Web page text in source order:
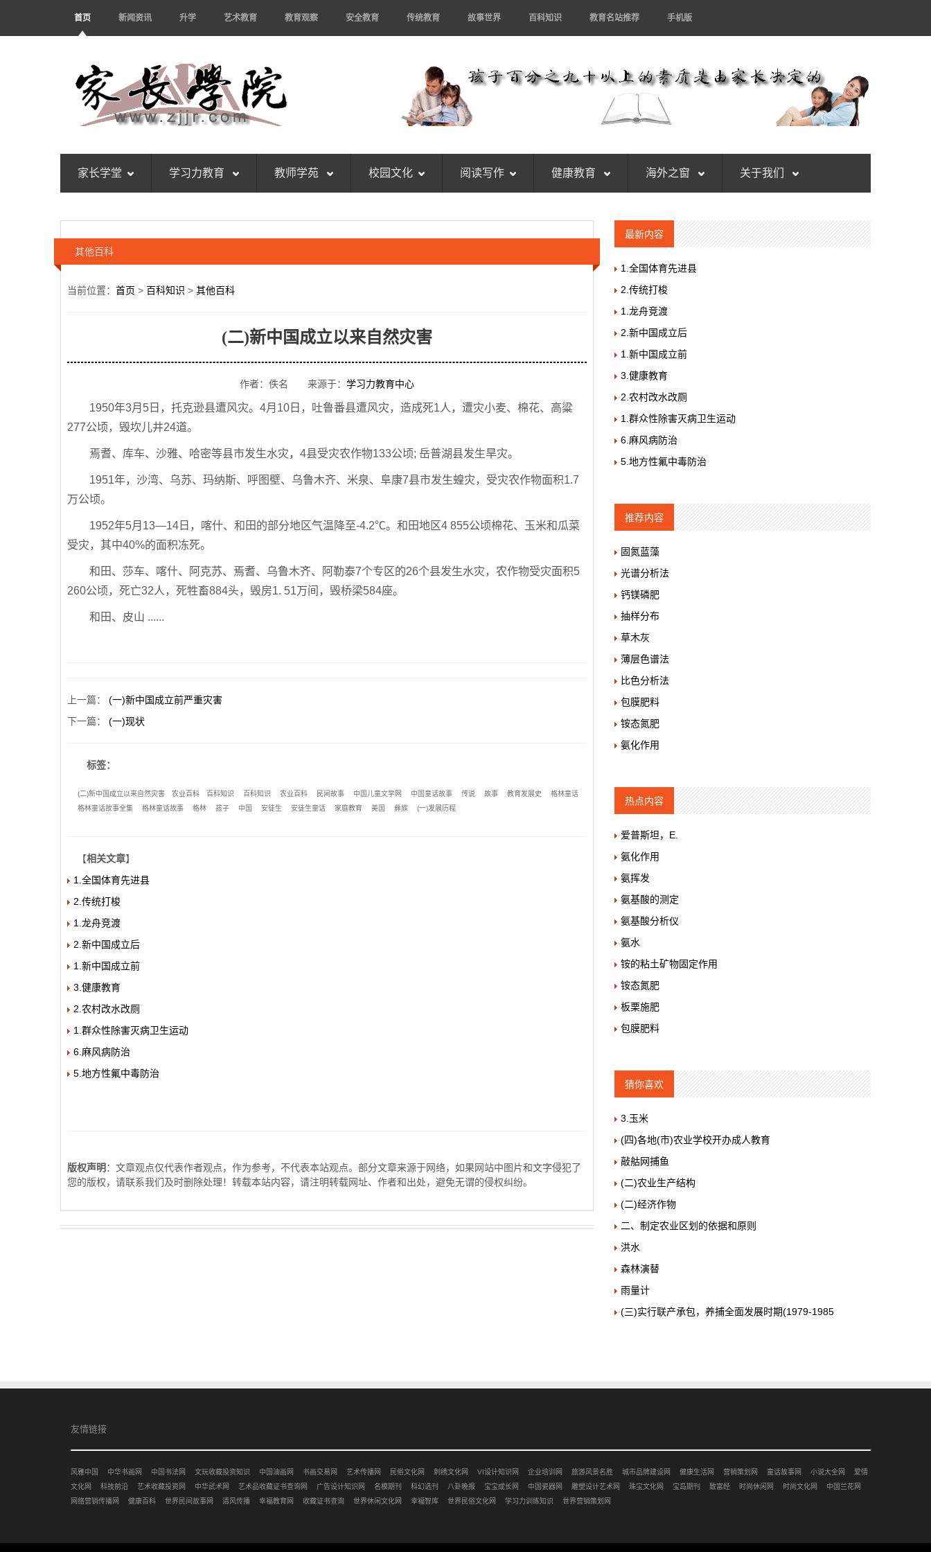
首页 新闻资讯 升学 艺术教育 教育观察 安全教育 传统教育 故事世界 百科知识 教育名站推荐 手机版
家长学堂 学习力教育 教师学苑 校园文化 阅读写作 健康教育 海外之窗 关于我们
其他百科
当前位置： 首页 > 百科知识 > 其他百科
(二)新中国成立以来自然灾害
作者：佚名 来源于： 学习力教育中心
1950年3月5日，托克逊县遭风灾。4月10日，吐鲁番县遭风灾，造成死1人，遭灾小麦、棉花、高粱
277公顷，毁坎儿井24道。
焉耆、库车、沙雅、哈密等县市发生水灾，4县受灾农作物133公顷; 岳普湖县发生旱灾。
1951年，沙湾、乌苏、玛纳斯、呼图壁、乌鲁木齐、米泉、阜康7县市发生蝗灾，受灾农作物面积1.7
万公顷。
1952年5月13—14日，喀什、和田的部分地区气温降至-4.2℃。和田地区4 855公顷棉花、玉米和瓜菜
受灾，其中40%的面积冻死。
和田、莎车、喀什、阿克苏、焉耆、乌鲁木齐、阿勒泰7个专区的26个县发生水灾，农作物受灾面积5
260公顷，死亡32人，死牲畜884头，毁房1. 51万间，毁桥梁584座。
和田、皮山 ......
上一篇： (一)新中国成立前严重灾害
下一篇： (一)现状
标签：
(二)新中国成立以来自然灾害 农业百科 百科知识 百科知识 农业百科 民间故事 中国儿童文学网 中国童话故事 传说 故事 教育发展史
格林童话
格林童话故事全集
格林童话故事 格林 孩子 中国 安徒生 安徒生童话 家庭教育 美国 彝族 (一)发展历程
【相关文章】
1.全国体育先进县
2.传统打梭
1.龙舟竞渡
2.新中国成立后
1.新中国成立前
3.健康教育
2.农村改水改厕
1.群众性除害灭病卫生运动
6.麻风病防治
5.地方性氟中毒防治
版权声明 ：文章观点仅代表作者观点，作为参考，不代表本站观点。部分文章来源于网络，如果网站中图片和文字侵犯了
您的版权，请联系我们及时删除处理！转载本站内容，请注明转载网址、作者和出处，避免无谓的侵权纠纷。
最新内容
1.全国体育先进县
2.传统打梭
1.龙舟竞渡
2.新中国成立后
1.新中国成立前
3.健康教育
2.农村改水改厕
1.群众性除害灭病卫生运动
6.麻风病防治
5.地方性氟中毒防治
推荐内容
固氮蓝藻
光谱分析法
钙镁磷肥
抽样分布
草木灰
薄层色谱法
比色分析法
包膜肥料
铵态氮肥
氨化作用
热点内容
爱普斯坦，E.
氨化作用
氨挥发
氨基酸的测定
氨基酸分析仪
氨水
铵的粘土矿物固定作用
铵态氮肥
板栗施肥
包膜肥料
猜你喜欢
3.玉米
(四)各地(市)农业学校开办成人教育
敲䑩网捕鱼
(二)农业生产结构
(二)经济作物
二、制定农业区划的依据和原则
洪水
森林演替
雨量计
(三)实行联产承包，养捕全面发展时期(1979-1985
友情链接
风雅中国 中华书画网 中国书法网 文玩收藏投资知识 中国油画网 书画交易网 艺术传播网 民俗文化网 刺绣文化网 VI设计知识网 企业培训网 旅游风景名胜 城市品牌建设网 健康生活网 营销策划网 童话故事网 小说大全网
爱情
文化网
科技前沿 艺术收藏投资网 中华武术网 艺术品收藏证书查询网 广告设计知识网 名模期刊 科幻选刊 八卦晚报 宝宝成长网 中国瓷器网 雕塑设计艺术网 珠宝文化网 宝岛期刊 致富经 时尚休闲网 时尚文化网
中国兰花网
网络营销传播网
健康百科 世界民间故事网 清风传播 幸福教育网 收藏证书查询 世界休闲文化网 幸福智库 世界民俗文化网 学习力训练知识 世界营销策划网